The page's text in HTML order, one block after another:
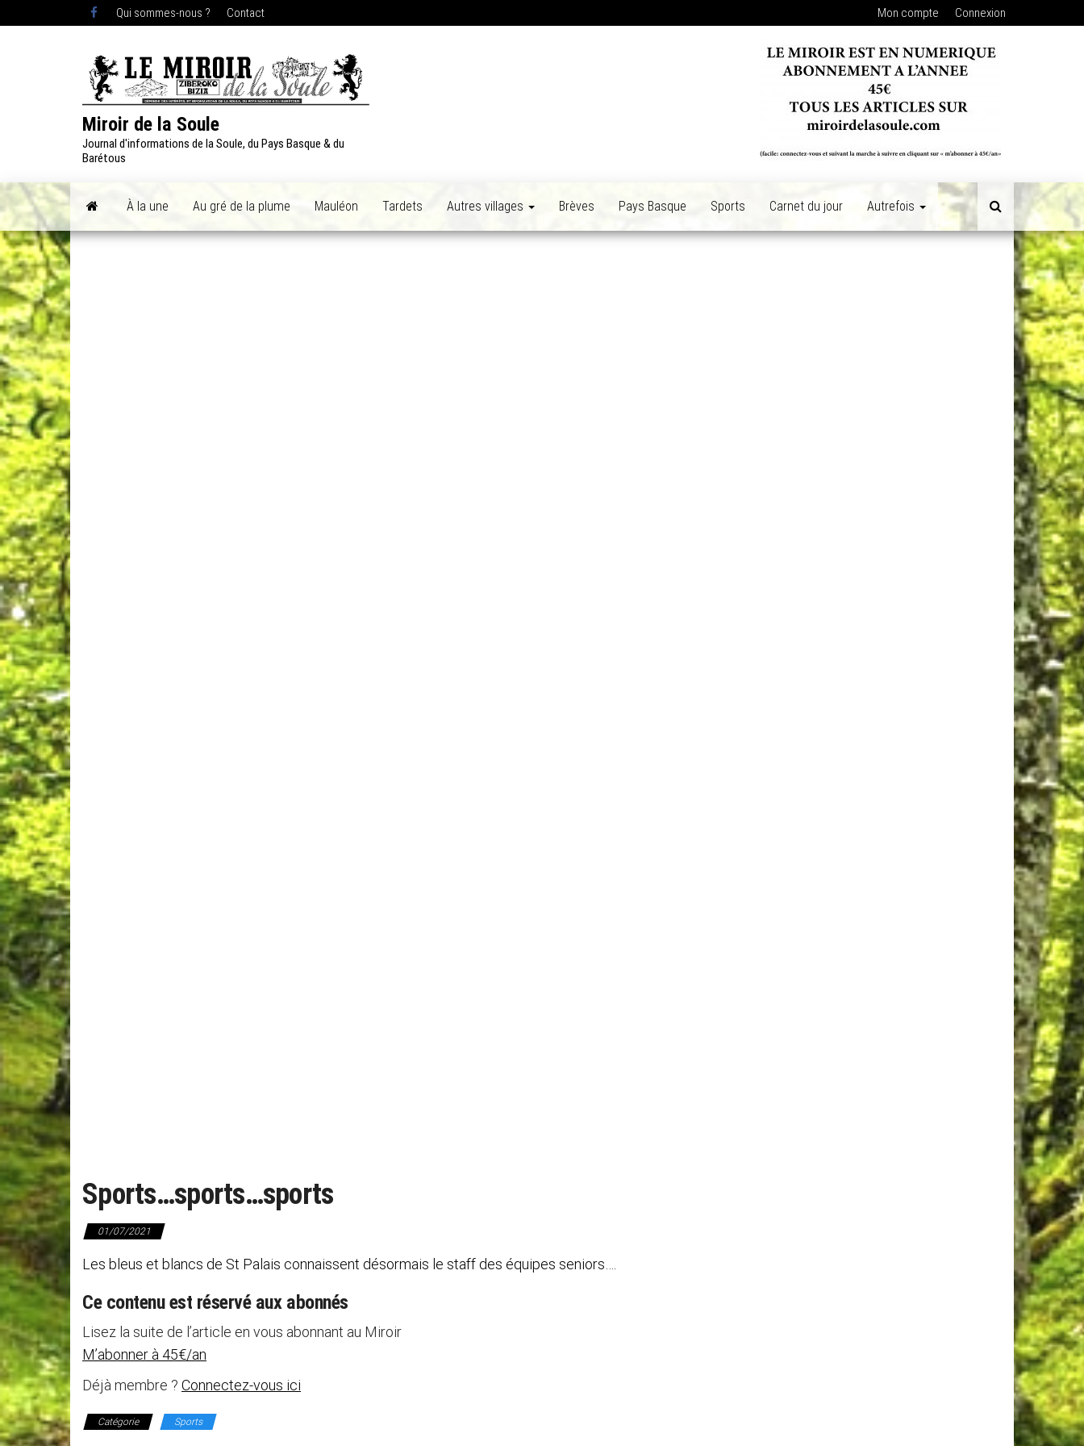
Qui sommes-nous ? Contact Mon compte Connexion
Miroir de la Soule
Journal d'informations de la Soule, du Pays Basque & du
Barétous
À la une Au gré de la plume Mauléon Tardets Autres villages Brèves Pays Basque Sports Carnet du jour Autrefois
Sports…sports…sports
01/07/2021
Les bleus et blancs de St Palais connaissent désormais le staff des équipes seniors….
Ce contenu est réservé aux abonnés
Lisez la suite de l’article en vous abonnant au Miroir
M’abonner à 45€/an
Déjà membre ? Connectez-vous ici
Catégorie Sports